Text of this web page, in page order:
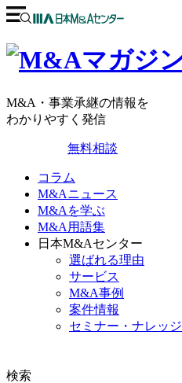
M&A・事業承継の情報を
わかりやすく発信
無料相談
コラム
M&Aニュース
M&Aを学ぶ
M&A用語集
日本M&Aセンター
選ばれる理由
サービス
M&A事例
案件情報
セミナー・ナレッジ
検索